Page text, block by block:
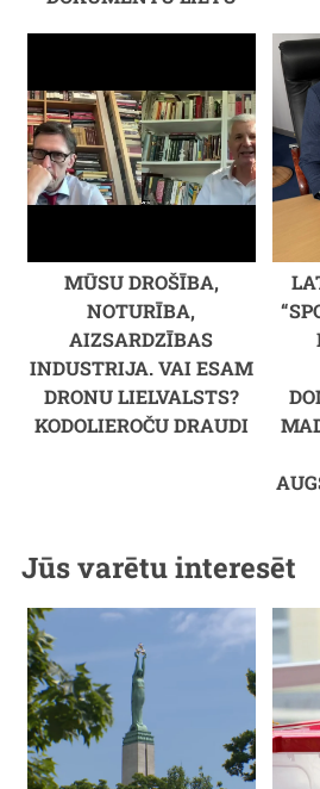
MŪSU DROŠĪBA,
NOTURĪBA,
AIZSARDZĪBAS
INDUSTRIJA. VAI ESAM
DRONU LIELVALSTS?
KODOLIEROČU DRAUDI
Jūs varētu interesēt